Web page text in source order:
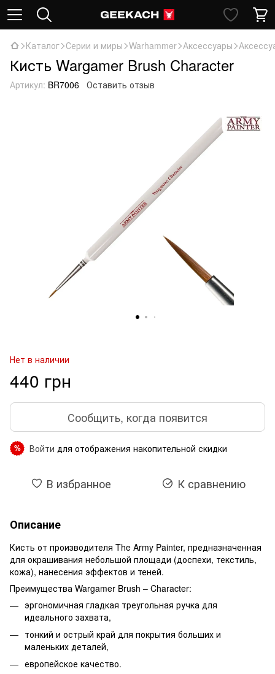
Каталог Серии и миры Warhammer Аксессуары
Кисть Wargamer Brush Character
Артикул: BR7006 Оставить отзыв
Нет в наличии
440 грн
Сообщить, когда появится
% Войти для отображения накопительной скидки
В избранное К сравнению
Описание
Кисть от производителя The Army Painter, предназначенная
для окрашивания небольшой площади (доспехи, текстиль,
кожа), нанесения эффектов и теней.
Преимущества Wargamer Brush – Character:
эргономичная гладкая треугольная ручка для
идеального захвата,
тонкий и острый край для покрытия больших и
маленьких деталей,
европейское качество.